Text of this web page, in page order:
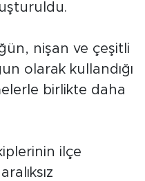
nişan ve çeşitli
olarak kullandığı
birlikte daha
ilçe